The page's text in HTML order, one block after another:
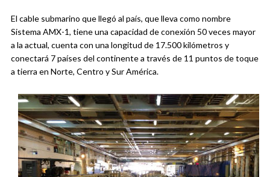
El cable submarino que llegó al país, que lleva como nombre
Sistema AMX-1, tiene una capacidad de conexión 50 veces mayor
a la actual, cuenta con una longitud de 17.500 kilómetros y
conectará 7 países del continente a través de 11 puntos de toque
a tierra en Norte, Centro y Sur América.